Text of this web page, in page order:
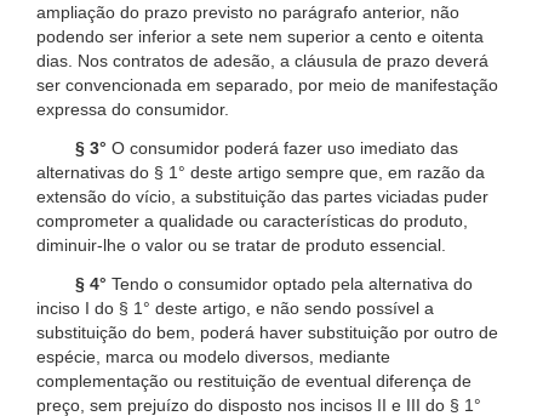
ampliação do prazo previsto no parágrafo anterior, não
podendo ser inferior a sete nem superior a cento e oitenta
dias. Nos contratos de adesão, a cláusula de prazo deverá
ser convencionada em separado, por meio de manifestação
expressa do consumidor.
§ 3° O consumidor poderá fazer uso imediato das
alternativas do § 1° deste artigo sempre que, em razão da
extensão do vício, a substituição das partes viciadas puder
comprometer a qualidade ou características do produto,
diminuir-lhe o valor ou se tratar de produto essencial.
§ 4° Tendo o consumidor optado pela alternativa do
inciso I do § 1° deste artigo, e não sendo possível a
substituição do bem, poderá haver substituição por outro de
espécie, marca ou modelo diversos, mediante
complementação ou restituição de eventual diferença de
preço, sem prejuízo do disposto nos incisos II e III do § 1°